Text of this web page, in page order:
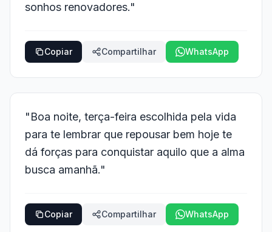
sonhos renovadores."
Copiar Compartilhar WhatsApp
"Boa noite, terça-feira escolhida pela vida
para te lembrar que repousar bem hoje te
dá forças para conquistar aquilo que a alma
busca amanhã."
Copiar Compartilhar WhatsApp